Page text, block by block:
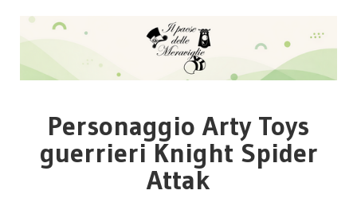
Personaggio Arty Toys
guerrieri Knight Spider
Attak